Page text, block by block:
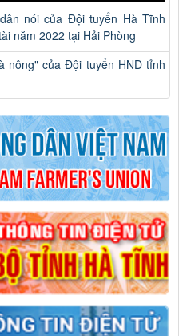
nói của Đội tuyển Hà Tĩnh
năm 2022 tại Hải Phòng
nông" của Đội tuyển HND tỉnh